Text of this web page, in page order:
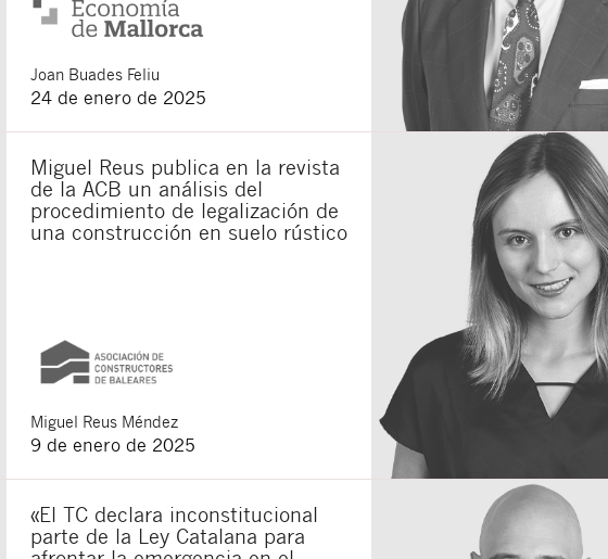
Joan Buades Feliu
24 de enero de 2025
Miguel Reus publica en la revista
de la ACB un análisis del
procedimiento de legalización de
una construcción en suelo rústico
Miguel Reus Méndez
9 de enero de 2025
«El TC declara inconstitucional
parte de la Ley Catalana para